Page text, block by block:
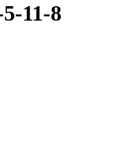
11-8